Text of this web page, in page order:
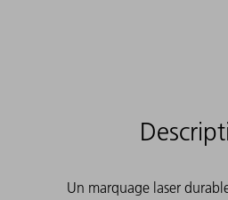
Un marquage laser